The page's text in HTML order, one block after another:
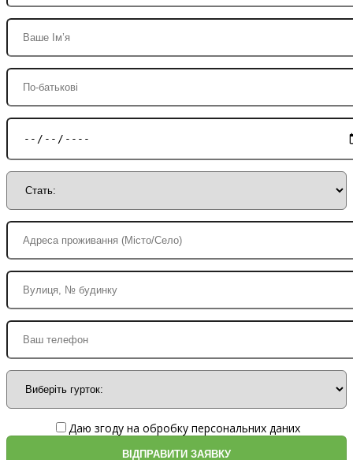
Даю згоду на обробку персональних даних